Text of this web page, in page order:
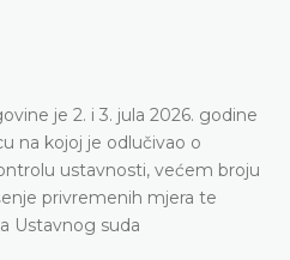
je 2. i 3. jula 2026. godine
na kojoj je odlučivao o
ustavnosti, većem broju
privremenih mjera te
Ustavnog suda